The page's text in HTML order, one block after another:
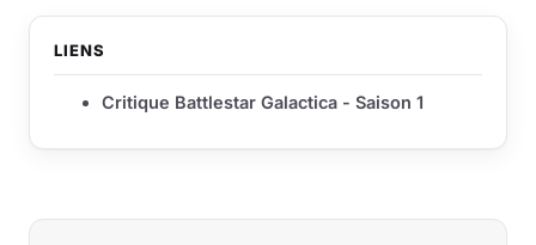
LIENS
Critique Battlestar Galactica - Saison 1